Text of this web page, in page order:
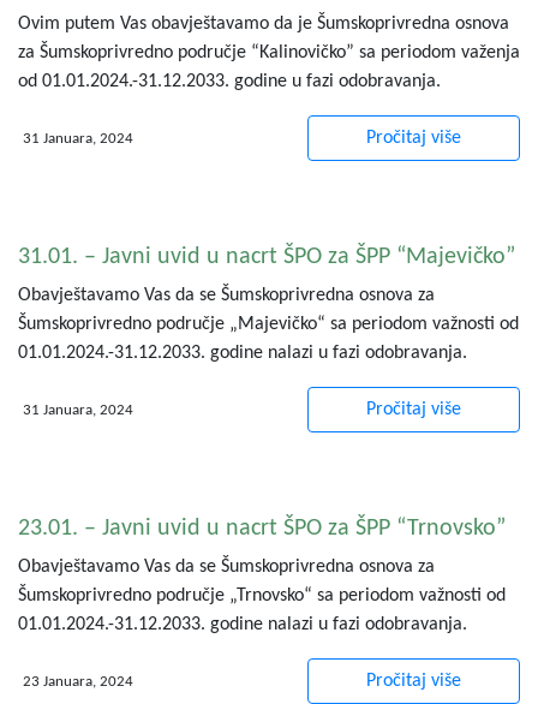
Ovim putem Vas obavještavamo da je Šumskoprivredna osnova
za Šumskoprivredno područje “Kalinovičko” sa periodom važenja
od 01.01.2024.-31.12.2033. godine u fazi odobravanja.
31 Januara, 2024 Pročitaj više
31.01. – Javni uvid u nacrt ŠPO za ŠPP “Majevičko”
Obavještavamo Vas da se Šumskoprivredna osnova za
Šumskoprivredno područje „Majevičko“ sa periodom važnosti od
01.01.2024.-31.12.2033. godine nalazi u fazi odobravanja.
31 Januara, 2024 Pročitaj više
23.01. – Javni uvid u nacrt ŠPO za ŠPP “Trnovsko”
Obavještavamo Vas da se Šumskoprivredna osnova za
Šumskoprivredno područje „Trnovsko“ sa periodom važnosti od
01.01.2024.-31.12.2033. godine nalazi u fazi odobravanja.
23 Januara, 2024 Pročitaj više